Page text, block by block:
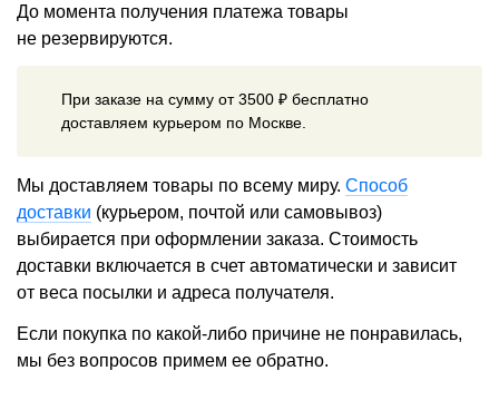
До момента получения платежа товары
не резервируются.
При заказе на сумму от 3500 ₽ бесплатно
доставляем курьером по Москве.
Мы доставляем товары по всему миру. Способ
доставки (курьером, почтой или самовывоз)
выбирается при оформлении заказа. Стоимость
доставки включается в счет автоматически и зависит
от веса посылки и адреса получателя.
Если покупка по какой-либо причине не понравилась,
мы без вопросов примем ее обратно.